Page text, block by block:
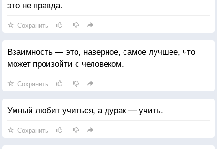
это не правда.
Сохранить
Взаимность — это, наверное, самое лучшее, что
может произойти с человеком.
Сохранить
Умный любит учиться, а дурак — учить.
Сохранить